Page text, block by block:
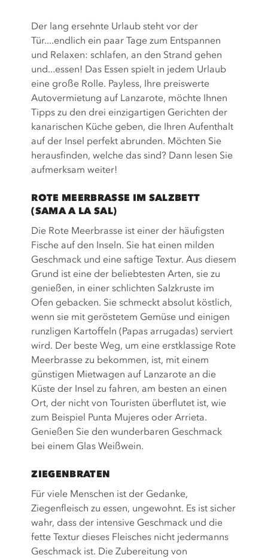
Der lang ersehnte Urlaub steht vor der
Tür....endlich ein paar Tage zum Entspannen
und Relaxen: schlafen, an den Strand gehen
und...essen! Das Essen spielt in jedem Urlaub
eine große Rolle. Payless, Ihre preiswerte
Autovermietung auf Lanzarote, möchte Ihnen
Tipps zu den drei einzigartigen Gerichten der
kanarischen Küche geben, die Ihren Aufenthalt
auf der Insel perfekt abrunden. Möchten Sie
herausfinden, welche das sind? Dann lesen Sie
aufmerksam weiter!
ROTE MEERBRASSE IM SALZBETT
(SAMA A LA SAL)
Die Rote Meerbrasse ist einer der häufigsten
Fische auf den Inseln. Sie hat einen milden
Geschmack und eine saftige Textur. Aus diesem
Grund ist eine der beliebtesten Arten, sie zu
genießen, in einer schlichten Salzkruste im
Ofen gebacken. Sie schmeckt absolut köstlich,
wenn sie mit geröstetem Gemüse und einigen
runzligen Kartoffeln (Papas arrugadas) serviert
wird. Der beste Weg, um eine erstklassige Rote
Meerbrasse zu bekommen, ist, mit einem
günstigen Mietwagen auf Lanzarote an die
Küste der Insel zu fahren, am besten an einen
Ort, der nicht von Touristen überflutet ist, wie
zum Beispiel Punta Mujeres oder Arrieta.
Genießen Sie den wunderbaren Geschmack
bei einem Glas Weißwein.
ZIEGENBRATEN
Für viele Menschen ist der Gedanke,
Ziegenfleisch zu essen, ungewohnt. Es ist sicher
wahr, dass der intensive Geschmack und die
fette Textur dieses Fleisches nicht jedermanns
Geschmack ist. Die Zubereitung von